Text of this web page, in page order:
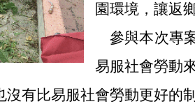
園環境，讓返
參與本次專
易服社會勞動
有比易服社會勞動更好的制